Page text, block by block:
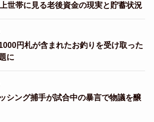
世帯に見る老後資金の現実と貯蓄状況
円札が含まれたお釣りを受け取った
に
シング捕手が試合中の暴言で物議を醸